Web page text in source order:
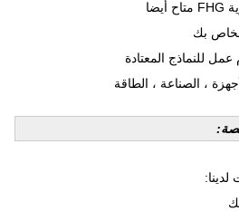
، الصناعة ، الطاقة